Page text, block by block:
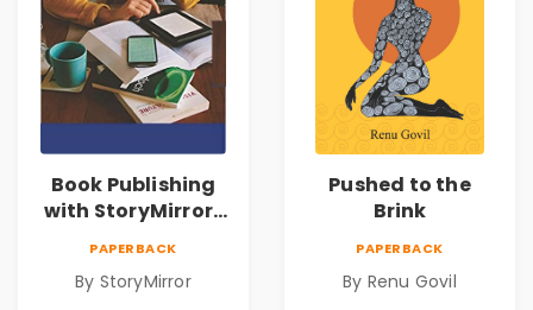
Book Publishing
with StoryMirror |
PAPERBACK
By StoryMirror
Pushed to the
Brink
PAPERBACK
By Renu Govil